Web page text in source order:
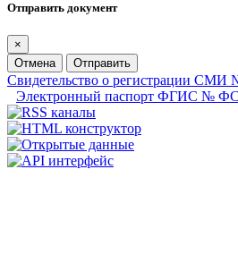
Отправить документ
×
Отмена
Отправить
Свидетельство о регистрации
Электронный паспорт ФГИС №